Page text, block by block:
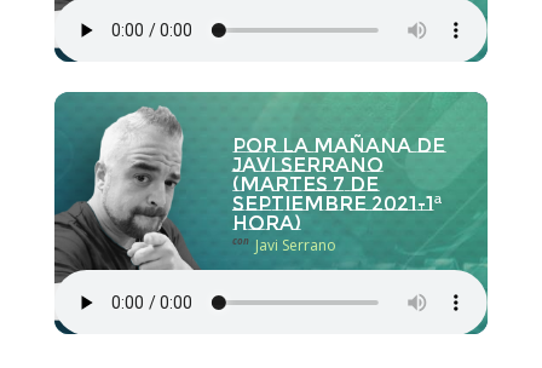
Por la Mañana de
Javi Serrano
(martes 7 de
septiembre 2021-1ª
hora)
con Javi Serrano